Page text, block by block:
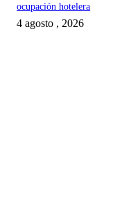
ocupación hotelera
4 agosto , 2026